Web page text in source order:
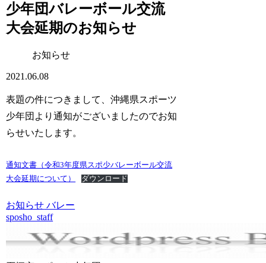
少年団バレーボール交流
大会延期のお知らせ
お知らせ
2021.06.08
表題の件につきまして、沖縄県スポーツ
少年団より通知がございましたのでお知
らせいたします。
通知文書（令和3年度県スポ少バレーボール交流
大会延期について）
ダウンロード
お知らせ バレー
sposho_staff